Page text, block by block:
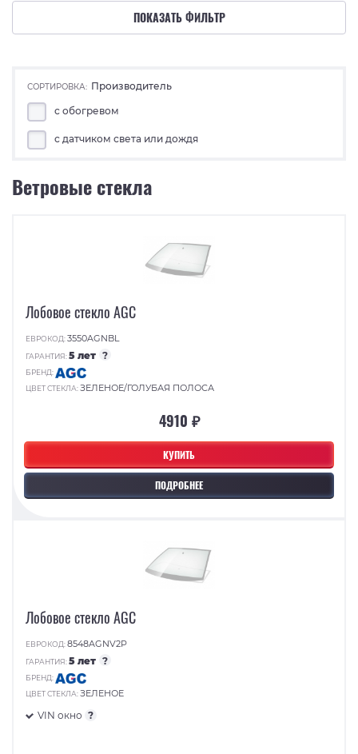
ПОКАЗАТЬ ФИЛЬТР
СОРТИРОВКА: Производитель
с обогревом
с датчиком света или дождя
Ветровые стекла
КУПИТЬ
ПОДРОБНЕЕ
Лобовое стекло AGC
ЕВРОКОД:3550AGNBL
ГАРАНТИЯ:5 лет ?
БРЕНД:
ЦВЕТ СТЕКЛА:ЗЕЛЕНОЕ/ГОЛУБАЯ ПОЛОСА
4910 ₽
Лобовое стекло AGC
ЕВРОКОД:8548AGNV2P
ГАРАНТИЯ:5 лет ?
БРЕНД:
ЦВЕТ СТЕКЛА:ЗЕЛЕНОЕ
VIN окно ?